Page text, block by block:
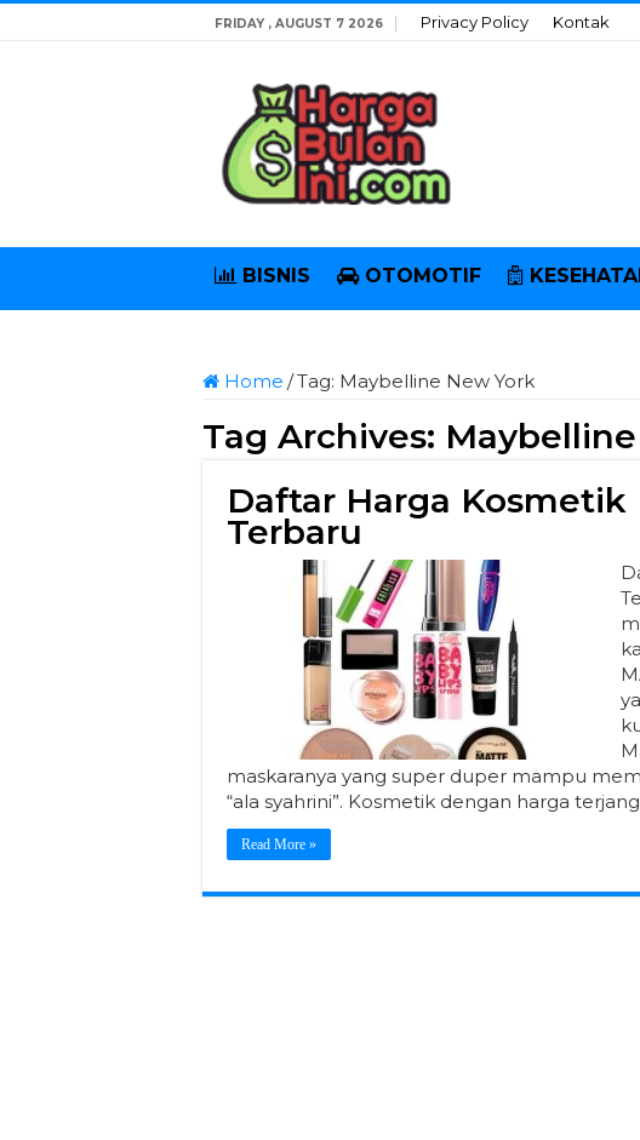
FRIDAY , AUGUST 7 2026 Privacy Policy Kontak
BISNIS OTOMOTIF
Home /Tag: Maybelline New York
Tag Archives:
Daftar Harga Kosmetik
Terbaru
maskaranya yang super duper mampu
“ala syahrini”. Kosmetik dengan harga
Read More »